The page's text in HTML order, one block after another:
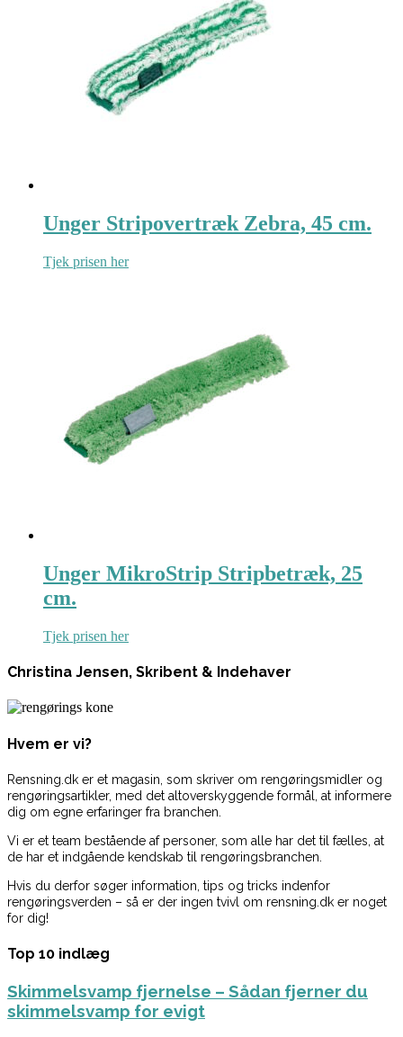
Unger Stripovertræk Zebra, 45 cm.
Tjek prisen her
Unger MikroStrip Stripbetræk, 25
cm.
Tjek prisen her
Christina Jensen, Skribent & Indehaver
Hvem er vi?
Rensning.dk er et magasin, som skriver om rengøringsmidler og
rengøringsartikler, med det altoverskyggende formål, at informere
dig om egne erfaringer fra branchen.
Vi er et team bestående af personer, som alle har det til fælles, at
de har et indgående kendskab til rengøringsbranchen.
Hvis du derfor søger information, tips og tricks indenfor
rengøringsverden – så er der ingen tvivl om rensning.dk er noget
for dig!
Top 10 indlæg
Skimmelsvamp fjernelse – Sådan fjerner du
skimmelsvamp for evigt